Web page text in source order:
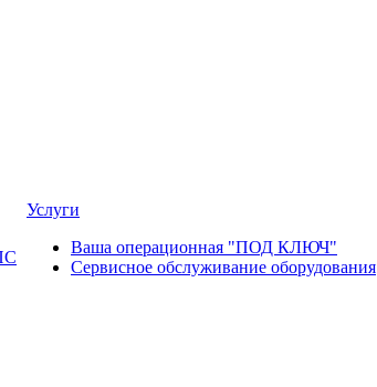
Услуги
Ваша операционная "ПОД КЛЮЧ"
Сервисное обслуживание оборудования